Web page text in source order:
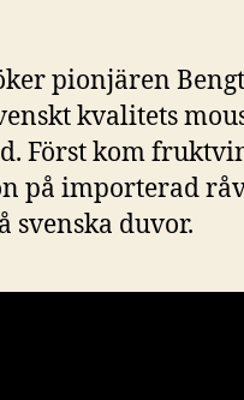
pionjären
kvalitets
Först kom
på importerad
svenska duvor.